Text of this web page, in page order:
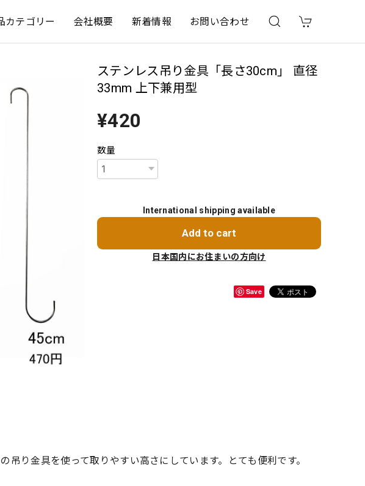
カテゴリー 会社概要 新着情報 お問い合わせ
ステンレス吊り金具「長さ30cm」 直径
33mm 上下兼用型
¥420
数量
International shipping available
Add to cart
日本国内にお住まいの方向け
Save
り金具を使って取りやすい高さにしています。とても便利です。